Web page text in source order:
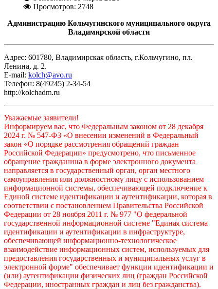
Просмотров: 2748
Администрацию Кольчугинского муниципального округа
Владимирской области
Адрес: 601780, Владимирская область, г.Кольчугино, пл.
Ленина, д. 2.
E-mail: kolch@avo.ru
Телефон: 8(49245) 2-34-54
http://kolchadm.ru
Уважаемые заявители!
Информируем вас, что Федеральным законом от 28 декабря
2024 г. № 547-ФЗ «О внесении изменений в Федеральный
закон «О порядке рассмотрения обращений граждан
Российской Федерации» предусмотрено, что письменное
обращение гражданина в форме электронного документа
направляется в государственный орган, орган местного
самоуправления или должностному лицу с использованием
информационной системы, обеспечивающей подключение к
Единой системе идентификации и аутентификации, которая в
соответствии с постановлением Правительства Российской
Федерации от 28 ноября 2011 г. № 977 "О федеральной
государственной информационной системе "Единая система
идентификации и аутентификации в инфраструктуре,
обеспечивающей информационно-технологическое
взаимодействие информационных систем, используемых для
предоставления государственных и муниципальных услуг в
электронной форме" обеспечивает функции идентификации и
(или) аутентификации физических лиц (граждан Российской
Федерации, иностранных граждан и лиц без гражданства).